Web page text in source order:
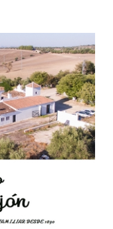
julio 1936
en el campo: del
de Los Hurones